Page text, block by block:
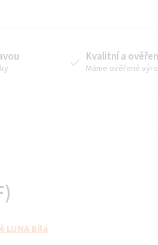
Kvalitní a
Máme ověřené
LUNA Bílá